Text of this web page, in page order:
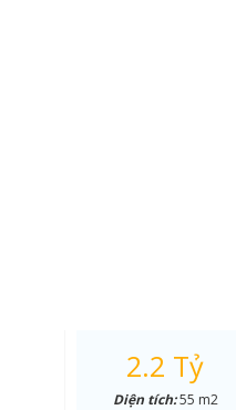
2.2 Tỷ
Diện tích:55 m2